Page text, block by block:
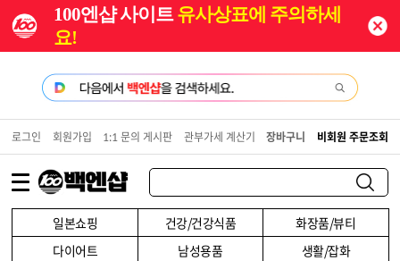
100엔샵 사이트유사상표에 주의하세
요!
일본쇼핑 건강/건강식품
화장품/뷰티
다이어트
남성용품
생활/잡화
로그인 회원가입 1:1 문의 게시판 관부가세 계산기 장바구니 비회원 주문조회